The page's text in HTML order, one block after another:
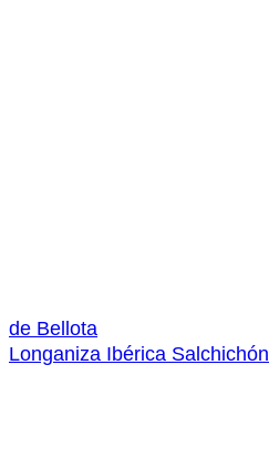
de Bellota
Longaniza Ibérica Salchichón